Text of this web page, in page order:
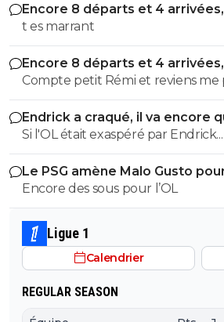
Encore 8 départs et 4
t es marrant
Encore 8 départs et 4
Compte petit Rémi et reviens me
Endrick a craqué, il va encore
Si l'OL était exaspéré par
près. Bref... Quand l'équipe sera complète... ce sera beaucoup
mieux.
Le PSG amène Malo Gusto
Encore des sous pour l’OL
Ligue 1
Calendrier
REGULAR SEASON